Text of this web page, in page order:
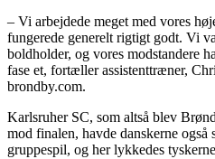
– Vi arbejdede meget med vores
fungerede generelt rigtigt godt. Vi
boldholder, og vores modstandere
fase et, fortæller assistenttræner,
brondby.com.
Karlsruher SC, som altså blev
mod finalen, havde danskerne også
gruppespil, og her lykkedes